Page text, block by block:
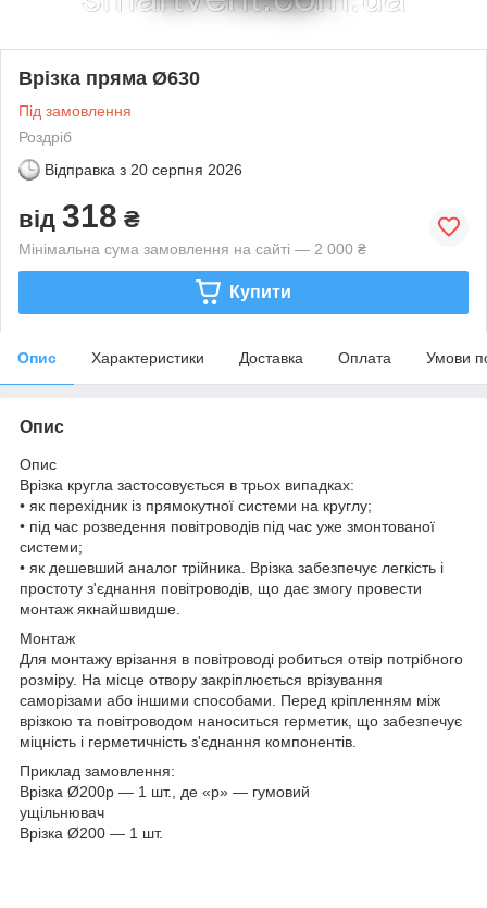
Врізка пряма Ø630
Під замовлення
Роздріб
Відправка з 20 серпня 2026
від 318 ₴
Мінімальна сума замовлення на сайті — 2 000 ₴
Купити
Опис Характеристики Доставка Оплата Умови
Опис
Опис
Врізка кругла застосовується в трьох випадках:
• як перехідник із прямокутної системи на круглу;
• під час розведення повітроводів під час уже змонтованої
системи;
• як дешевший аналог трійника. Врізка забезпечує легкість і
простоту з'єднання повітроводів, що дає змогу провести
монтаж якнайшвидше.
Монтаж
Для монтажу врізання в повітроводі робиться отвір потрібного
розміру. На місце отвору закріплюється врізування
саморізами або іншими способами. Перед кріпленням між
врізкою та повітроводом наноситься герметик, що забезпечує
міцність і герметичність з'єднання компонентів.
Приклад замовлення:
Врізка Ø200р — 1 шт., де «р» — гумовий
ущільнювач
Врізка Ø200 — 1 шт.